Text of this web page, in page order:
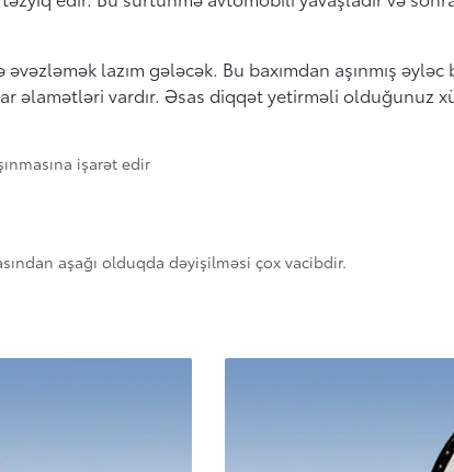
lazım gələcək. Bu baxımdan aşınmış
əlamətləri vardır. Əsas diqqət yetirməli olduğunuz
işarət edir
aşağı olduqda dəyişilməsi çox vacibdir.